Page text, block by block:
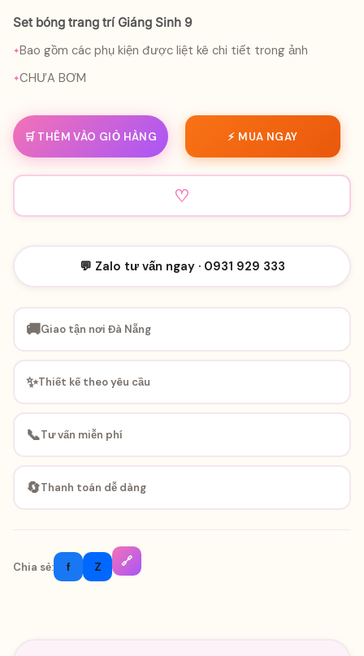
Set bóng trang trí Giáng Sinh 9
Bao gồm các phụ kiện được liệt kê chi tiết trong ảnh
CHƯA BƠM
🛒 THÊM VÀO GIỎ HÀNG ⚡ MUA NGAY
♡
💬 Zalo tư vấn ngay · 0931 929 333
🚚Giao tận nơi Đà Nẵng
✨Thiết kế theo yêu cầu
📞Tư vấn miễn phí
🔄Thanh toán dễ dàng
Chia sẻ: f Z 🔗